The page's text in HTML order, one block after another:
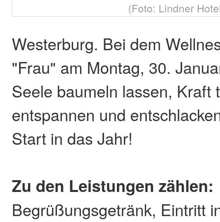
(Foto: Lindner
Westerburg. Bei dem
"Frau" am Montag, 30.
Seele baumeln lassen, Kraft
entspannen und
Start in das Jahr!
Zu den Leistungen zählen:
Begrüßungsgetränk, Eintritt